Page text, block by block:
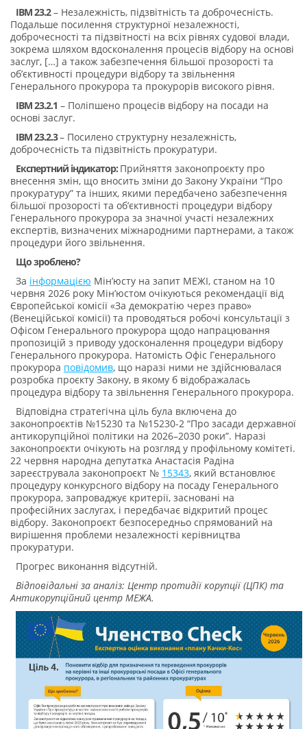
IBM 23.2– Незалежність, підзвітність та доброчесність.
Подальше посилення структурної незалежності,
доброчесності та підзвітності на всіх рівнях судової влади,
зокрема шляхом вдосконалення процесів відбору на основі
заслуг, […] а також забезпечення більшої прозорості та
об’єктивності процедури відбору та звільнення
Генерального прокурора та прокурорів високого рівня.
IBM 23.2.1 – Поліпшено процесів відбору на посади на
основі заслуг.
IBM 23.2.3– Посилено структурну незалежність,
доброчесність та підзвітність прокуратури.
Експертний індикатор: Прийняття законопроєкту про
внесення змін, що вносить зміни до Закону України “Про
прокуратуру” та інших, якими передбачено забезпечення
більшої прозорості та об’єктивності процедури відбору
Генерального прокурора за значної участі незалежних
експертів, визначених міжнародними партнерами, а також
процедури його звільнення.
Що зроблено?
За інформацією Мін’юсту на запит МЕЖІ, станом на 10
червня 2026 року Мін’юстом очікуються рекомендації від
Європейської комісії «За демократію через право»
(Венеційської комісії) та проводяться робочі консультації з
Офісом Генерального прокурора щодо напрацювання
пропозицій з приводу удосконалення процедури відбору
Генерального прокурора. Натомість Офіс Генерального
прокурора повідомив, що наразі ними не здійснювалася
розробка проєкту Закону, в якому б відображалась
процедура відбору та звільнення Генерального прокурора.
Відповідна стратегічна ціль була включена до
законопроєктів №15230 та №15230-2 “Про засади державної
антикорупційної політики на 2026–2030 роки”. Наразі
законопроєкти очікують на розгляд у профільному комітеті.
22 червня народна депутатка Анастасія Радіна
зареєструвала законопроєкт № 15343, який встановлює
процедуру конкурсного відбору на посаду Генерального
прокурора, запроваджує критерії, засновані на
професійних заслугах, і передбачає відкритий процес
відбору. Законопроєкт безпосередньо спрямований на
вирішення проблеми незалежності керівництва
прокуратури.
Прогрес виконання відсутній.
Відповідальні за аналіз: Центр протидії корупції (ЦПК) та
Антикорупційний центр МЕЖА.